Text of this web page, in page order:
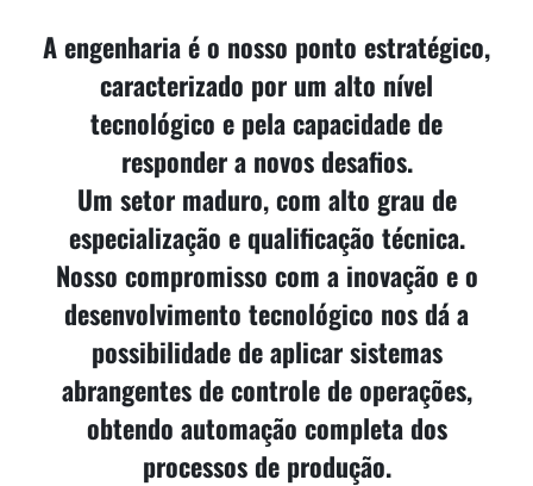
A engenharia é o nosso ponto estratégico,
caracterizado por um alto nível
tecnológico e pela capacidade de
responder a novos desafios.
Um setor maduro, com alto grau de
especialização e qualificação técnica.
Nosso compromisso com a inovação e o
desenvolvimento tecnológico nos dá a
possibilidade de aplicar sistemas
abrangentes de controle de operações,
obtendo automação completa dos
processos de produção.